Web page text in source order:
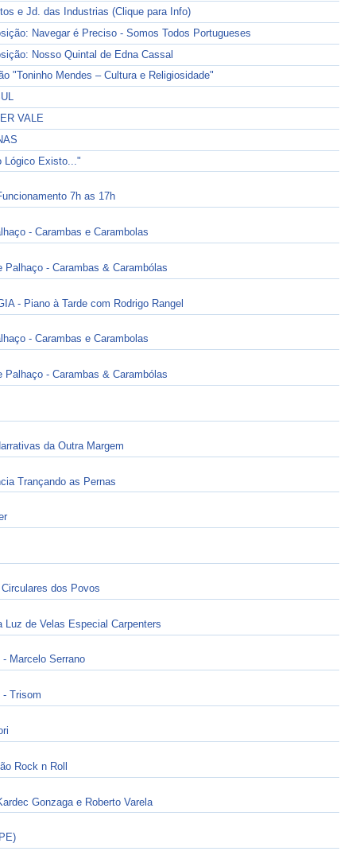
e Jd. das Industrias (Clique para Info)
Navegar é Preciso - Somos Todos Portugueses
Nosso Quintal de Edna Cassal
"Toninho Mendes – Cultura e Religiosidade"
VALE
Lógico Existo..."
7h as 17h
- Carambas e Carambolas
- Carambas & Carambólas
- Piano à Tarde com Rodrigo Rangel
- Carambas e Carambolas
- Carambas & Carambólas
da Outra Margem
Trançando as Pernas
dos Povos
de Velas Especial Carpenters
Marcelo Serrano
Trisom
Rock n Roll
Gonzaga e Roberto Varela